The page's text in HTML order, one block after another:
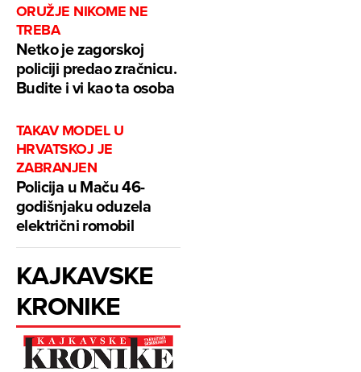
ORUŽJE NIKOME NE
TREBA
Netko je zagorskoj
policiji predao zračnicu.
Budite i vi kao ta osoba
TAKAV MODEL U
HRVATSKOJ JE
ZABRANJEN
Policija u Maču 46-
godišnjaku oduzela
električni romobil
KAJKAVSKE
KRONIKE